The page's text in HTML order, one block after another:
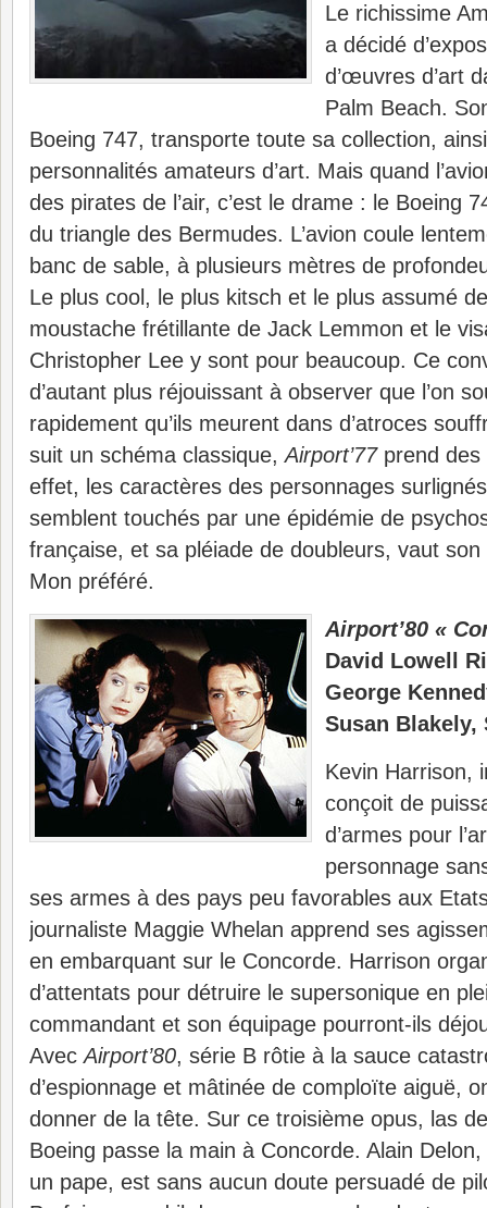
Le richissime
a décidé
d’œuvres d’art
Palm Beach.
Boeing 747, transporte toute sa collection,
personnalités amateurs d’art. Mais quand
des pirates de l’air, c’est le drame : le Boeing
du triangle des Bermudes. L’avion coule
banc de sable, à plusieurs mètres de
Le plus cool, le plus kitsch et le plus assumé
moustache frétillante de Jack Lemmon et le
Christopher Lee y sont pour beaucoup. Ce
d’autant plus réjouissant à observer que l’on
rapidement qu’ils meurent dans d’atroces
suit un schéma classique,Airport’77prend des
effet, les caractères des personnages
semblent touchés par une épidémie de
française, et sa pléiade de doubleurs, vaut
Mon préféré.
Airport’80 «
David Lowell
George
Susan
Kevin Harrison,
conçoit de
d’armes pour
personnage
ses armes à des pays peu favorables aux
journaliste Maggie Whelan apprend ses
en embarquant sur le Concorde. Harrison
d’attentats pour détruire le supersonique en
commandant et son équipage pourront-ils
AvecAirport’80, série B rôtie à la sauce
d’espionnage et mâtinée de comploïte aiguë,
donner de la tête. Sur ce troisième opus, las
Boeing passe la main à Concorde. Alain
un pape, est sans aucun doute persuadé de